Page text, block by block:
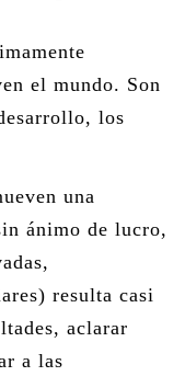
el mundo. Son
los
una
ánimo de lucro,
resulta casi
aclarar
a las